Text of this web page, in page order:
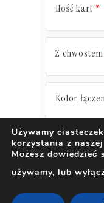
Ilość kart *
Z chwostem
Kolor
Używamy
korzystania z
Możesz
używamy, lub